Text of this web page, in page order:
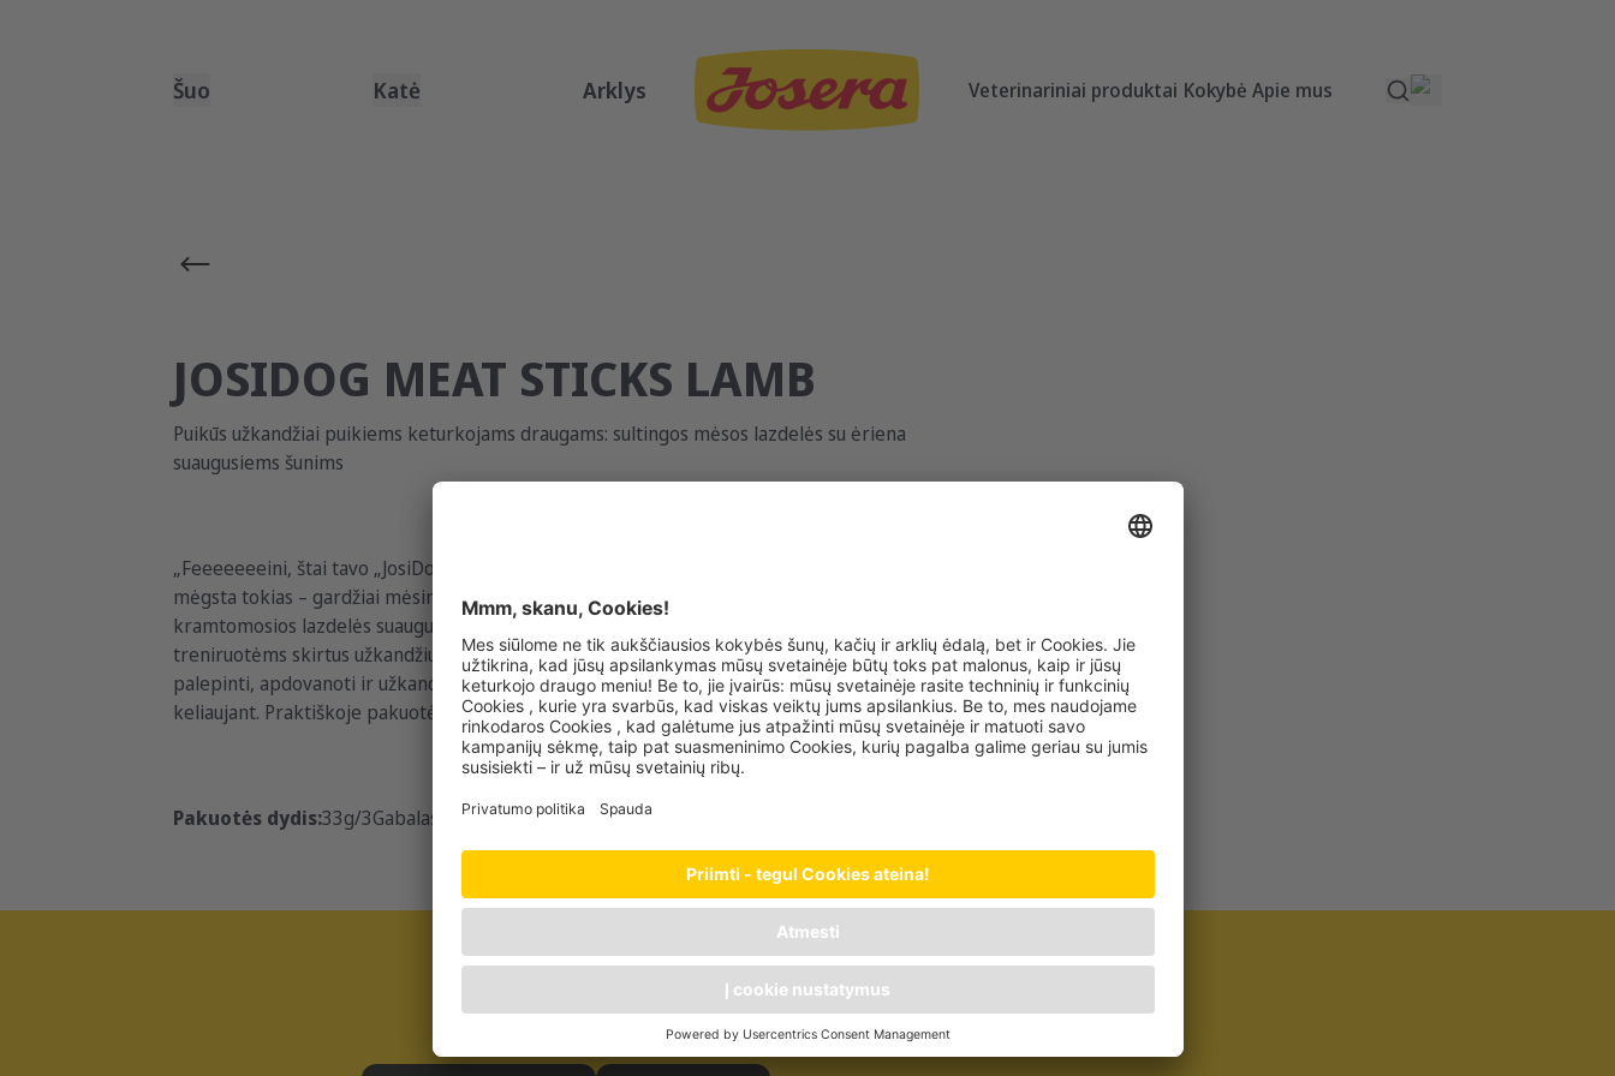
Šuo Katė Arklys Veterinariniai produktai Kokybė Apie mus
JOSIDOG MEAT STICKS LAMB
Puikūs užkandžiai puikiems keturkojams draugams: sultingos mėsos lazdelės su ėriena
suaugusiems šunims
„Feeeeeeeini, štai tavo „JosiDog“ mėsos lazdelės su ėriena!“ Mūsų kailiniai draugai jas
mėgsta tokias – gardžiai mėsingas, viliojančio aromato ir daug skonio. Minkštos
kramtomosios lazdelės suaugusiems šunims turi viską. Ir dar daugiau: dėl savo formos
treniruotėms skirtus užkandžius galima lengvai dalyti į porcijas, todėl jie idealiai tinka
palepinti, apdovanoti ir užkandžiauti tarp valgymų. Žinoma, kramtukai puikiai tinka ir
keliaujant. Praktiškoje pakuotėje yra 3 atskirai uždarytos „JosiDog“ mėsos lazdelės.
Pakuotės dydis:33g/3Gabalas